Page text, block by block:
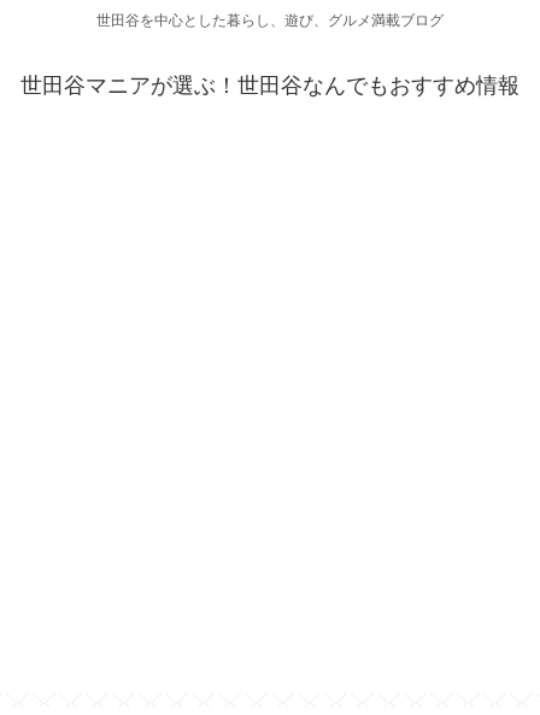
世田谷を中心とした暮らし、遊び、グルメ満載ブログ
世田谷マニアが選ぶ！世田谷なんでもおすすめ情報